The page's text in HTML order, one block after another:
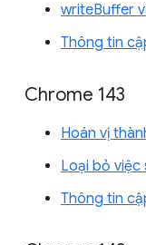
writeBuffer
Thông tin
Chrome 143
Hoán vị
Loại bỏ
Thông tin